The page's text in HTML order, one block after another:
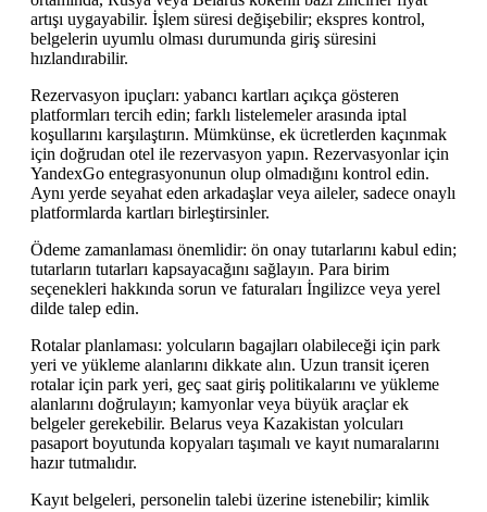
artışı uygayabilir. İşlem süresi değişebilir; ekspres kontrol,
belgelerin uyumlu olması durumunda giriş süresini
hızlandırabilir.
Rezervasyon ipuçları: yabancı kartları açıkça gösteren
platformları tercih edin; farklı listelemeler arasında iptal
koşullarını karşılaştırın. Mümkünse, ek ücretlerden kaçınmak
için doğrudan otel ile rezervasyon yapın. Rezervasyonlar için
YandexGo entegrasyonunun olup olmadığını kontrol edin.
Aynı yerde seyahat eden arkadaşlar veya aileler, sadece onaylı
platformlarda kartları birleştirsinler.
Ödeme zamanlaması önemlidir: ön onay tutarlarını kabul edin;
tutarların tutarları kapsayacağını sağlayın. Para birim
seçenekleri hakkında sorun ve faturaları İngilizce veya yerel
dilde talep edin.
Rotalar planlaması: yolcuların bagajları olabileceği için park
yeri ve yükleme alanlarını dikkate alın. Uzun transit içeren
rotalar için park yeri, geç saat giriş politikalarını ve yükleme
alanlarını doğrulayın; kamyonlar veya büyük araçlar ek
belgeler gerekebilir. Belarus veya Kazakistan yolcuları
pasaport boyutunda kopyaları taşımalı ve kayıt numaralarını
hazır tutmalıdır.
Kayıt belgeleri, personelin talebi üzerine istenebilir; kimlik